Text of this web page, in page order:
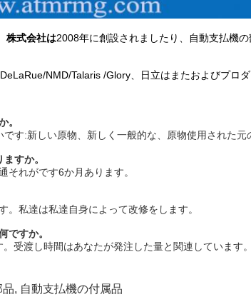
株式会社は2008年に創設されましたり、自動支払機
NMD/Talaris /Glory、日立はまたおよびプロ
。
す:新しい原物、新しく一般的な、原物使用された元
すか。
それがです6か月あります。
私達は私達自身によって改修をします。
ですか。
受渡し時間はあなたが発注した量と関連しています。
品, 自動支払機の付属品